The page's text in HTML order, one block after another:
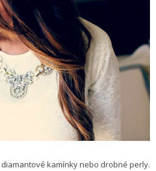
kamínky nebo drobné perly.